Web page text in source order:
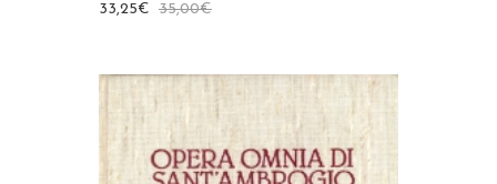
35,00€
33,25€